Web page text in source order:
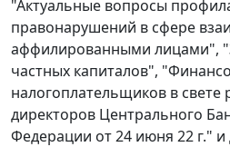
"Актуальные вопросы
правонарушений в сфере
аффилированными лицами",
частных капиталов",
налогоплательщиков в свете
директоров Центрального
Федерации от 24 июня 22 г." и